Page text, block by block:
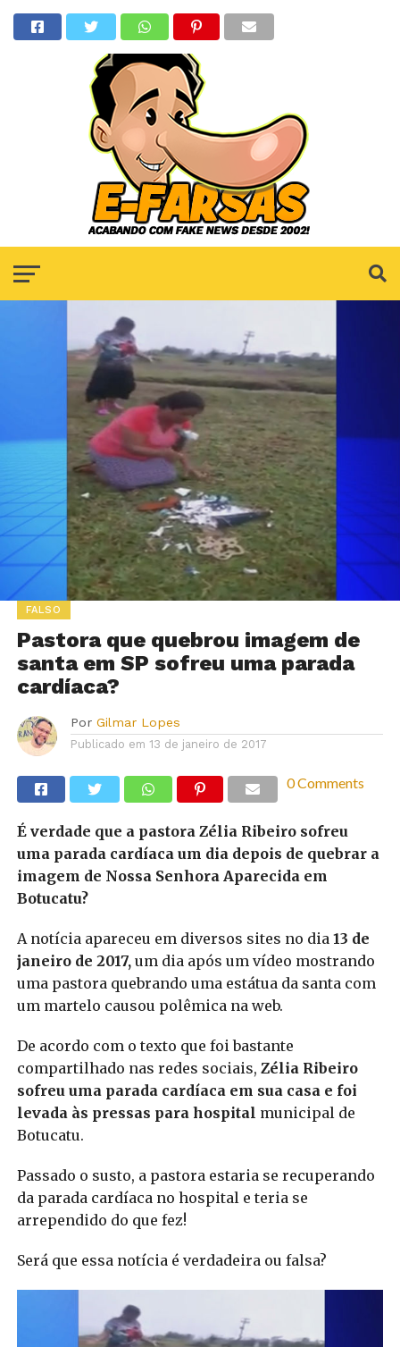
FALSO
Pastora que quebrou imagem de
santa em SP sofreu uma parada
cardíaca?
Por Gilmar Lopes
Publicado em 13 de janeiro de 2017
0 Comments
É verdade que a pastora Zélia Ribeiro sofreu
uma parada cardíaca um dia depois de quebrar a
imagem de Nossa Senhora Aparecida em
Botucatu?
A notícia apareceu em diversos sites no dia 13 de
janeiro de 2017,um dia após um vídeo mostrando
uma pastora quebrando uma estátua da santa com
um martelo causou polêmica na web.
De acordo com o texto que foi bastante
compartilhado nas redes sociais, Zélia Ribeiro
sofreu uma parada cardíaca em sua casa e foi
levada às pressas para hospital municipal de
Botucatu.
Passado o susto, a pastora estaria se recuperando
da parada cardíaca no hospital e teria se
arrependido do que fez!
Será que essa notícia é verdadeira ou falsa?